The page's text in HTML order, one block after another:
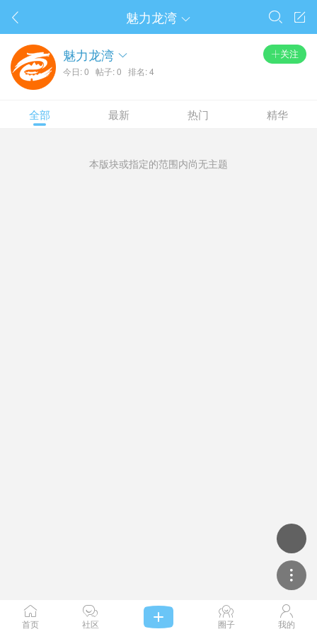
 

魅力龙湾 
魅力龙湾 
今日: 0 帖子: 0 排名: 4
关注
全部 最新 热门 精华
本版块或指定的范围内尚无主题

首页

社区

圈子

我的